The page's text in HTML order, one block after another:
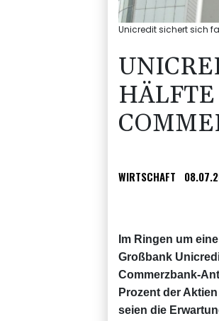
Unicredit sichert sich
WIRTSCHAFT
Im Ringen um
Großbank
Commerzbank-
Prozent der
seien die